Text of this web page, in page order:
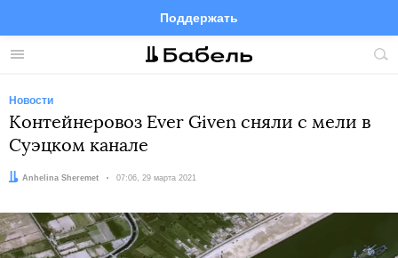
Меню
Поддержать
FacebookTelegramTwitter
Новости
Контейнеровоз Ever Given сняли с мели в
Суэцком канале
Автор:
Anhelina Sheremet Дата:
07:06, 29 марта 2021